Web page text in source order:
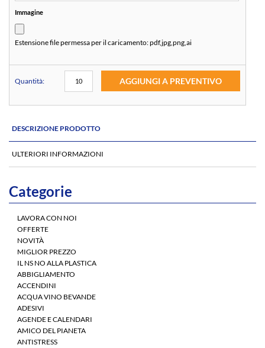
Immagine
Estensione file permessa per il caricamento:pdf,jpg,png,ai
Quantità: AGGIUNGI A PREVENTIVO
DESCRIZIONE PRODOTTO
ULTERIORI INFORMAZIONI
Categorie
LAVORA CON NOI
OFFERTE
NOVITÀ
MIGLIOR PREZZO
IL NS NO ALLA PLASTICA
ABBIGLIAMENTO
ACCENDINI
ACQUA VINO BEVANDE
ADESIVI
AGENDE E CALENDARI
AMICO DEL PIANETA
ANTISTRESS